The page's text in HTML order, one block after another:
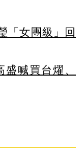
「女團級」回
喊買台燿、